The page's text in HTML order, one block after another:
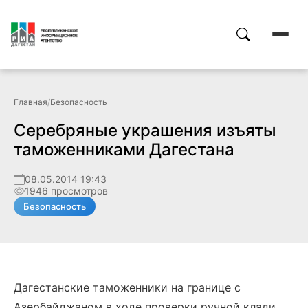
Главная/Безопасность
Серебряные украшения изъяты
таможенниками Дагестана
08.05.2014 19:43
1946 просмотров
Безопасность
Дагестанские таможенники на границе с